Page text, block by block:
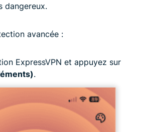
dangereux.
avancée :
ExpressVPN et appuyez sur
.